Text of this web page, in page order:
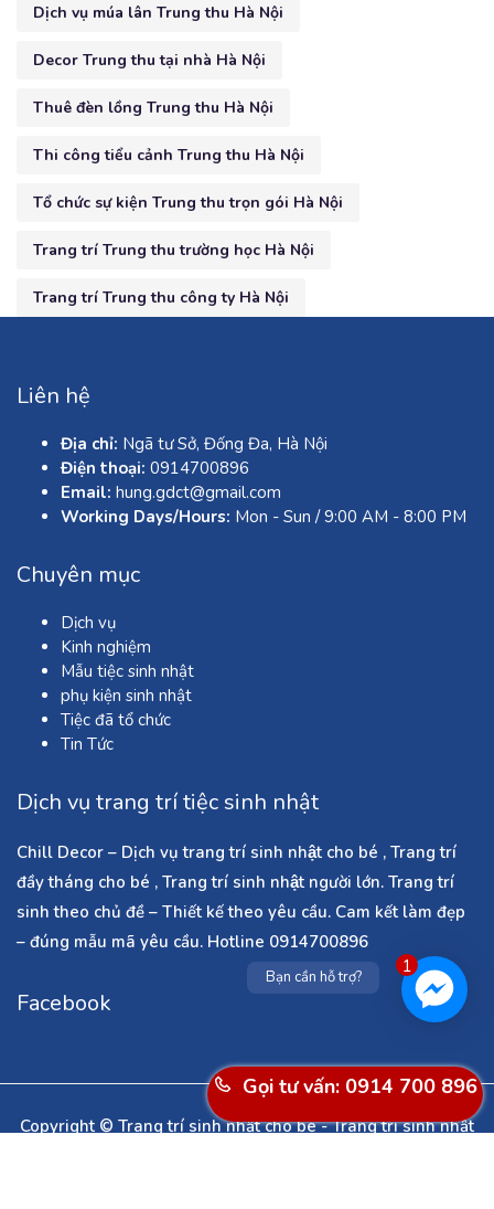
Dịch vụ múa lân Trung thu Hà Nội
Decor Trung thu tại nhà Hà Nội
Thuê đèn lồng Trung thu Hà Nội
Thi công tiểu cảnh Trung thu Hà Nội
Tổ chức sự kiện Trung thu trọn gói Hà Nội
Trang trí Trung thu trường học Hà Nội
Trang trí Trung thu công ty Hà Nội
Liên hệ
Địa chỉ: Ngã tư Sở, Đống Đa, Hà Nội
Điện thoại: 0914700896
Email: hung.gdct@gmail.com
Working Days/Hours: Mon - Sun / 9:00 AM - 8:00 PM
Chuyên mục
Dịch vụ
Kinh nghiệm
Mẫu tiệc sinh nhật
phụ kiện sinh nhật
Tiệc đã tổ chức
Tin Tức
Dịch vụ trang trí tiệc sinh nhật
Chill Decor – Dịch vụ trang trí sinh nhật cho bé , Trang trí
đầy tháng cho bé , Trang trí sinh nhật người lớn. Trang trí
sinh theo chủ đề – Thiết kế theo yêu cầu. Cam kết làm đẹp
– đúng mẫu mã yêu cầu. Hotline 0914700896
Facebook
Copyright © Trang trí sinh nhật cho bé - Trang trí sinh nhật
Gọi tư vấn: 0914 700 896
1
Bạn cần hỗ trợ?